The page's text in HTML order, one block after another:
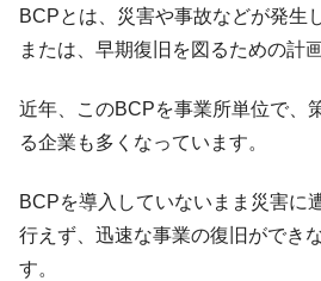
BCPとは、災害や事故などが発生
または、早期復旧を図るための計
近年、このBCPを事業所単位で、
る企業も多くなっています。
BCPを導入していないまま災害に
行えず、迅速な事業の復旧ができ
す。